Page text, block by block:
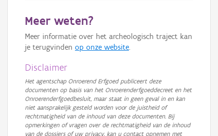
Meer weten?
Meer informatie over het archeologisch traject kan
je terugvinden op onze website.
Disclaimer
Het agentschap Onroerend Erfgoed publiceert deze
documenten op basis van het Onroerenderfgoeddecreet en het
Onroerenderfgoedbesluit, maar staat in geen geval in en kan
niet aansprakelijk gesteld worden voor de juistheid of
rechtmatigheid van de inhoud van deze documenten. Bij
opmerkingen of vragen over de rechtmatigheid van de inhoud
van de dossiers of uw privacy, kan u contact opnemen met